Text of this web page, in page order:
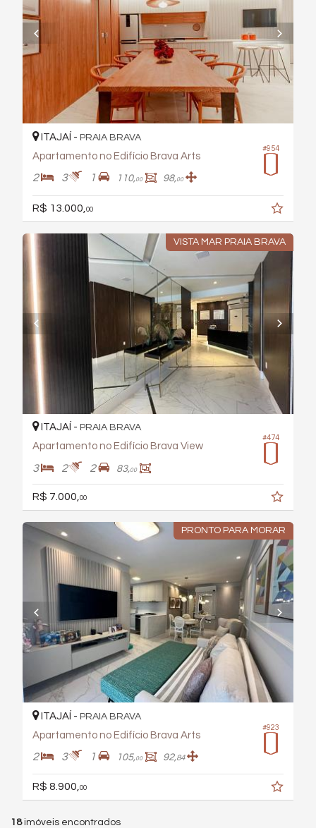
#954
ITAJAÍ - PRAIA BRAVA
Apartamento no Edifício Brava Arts
2 3 1 110,00 98,00
R$ 13.000, 00
VISTA MAR PRAIA BRAVA
#474
ITAJAÍ - PRAIA BRAVA
Apartamento no Edifício Brava View
3 2 2 83,00
R$ 7.000,00
PRONTO PARA MORAR
#923
ITAJAÍ - PRAIA BRAVA
Apartamento no Edifício Brava Arts
2 3 1 105,00 92,84
R$ 8.900, 00
18imóveis encontrados